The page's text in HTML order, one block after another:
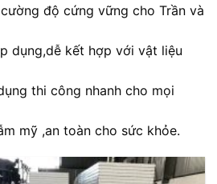
độ cứng vững cho Trần và
dụng,dễ kết hợp với vật liệu
thi công nhanh cho mọi
mỹ ,an toàn cho sức khỏe.